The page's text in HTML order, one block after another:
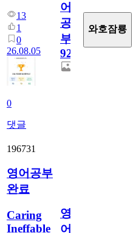
13
1
0
26.08.05
0
댓글
어
공
부
929
와호잠룡
196731
영어공부
완료
Caring
Ineffable
영
어